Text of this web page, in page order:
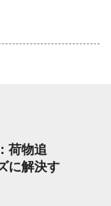
荷物追
に解決す